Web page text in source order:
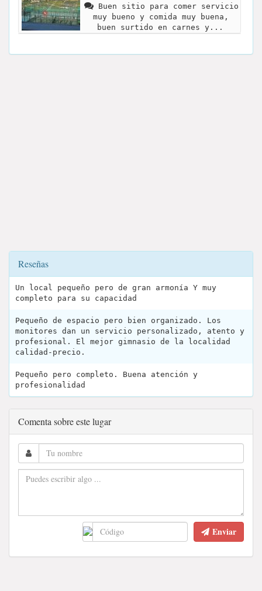
Buen sitio para comer servicio
muy bueno y comida muy buena,
buen surtido en carnes y...
Reseñas
Un local pequeño pero de gran armonía Y muy
completo para su capacidad
Pequeño de espacio pero bien organizado. Los
monitores dan un servicio personalizado, atento y
profesional. El mejor gimnasio de la localidad
calidad-precio.
Pequeño pero completo. Buena atención y
profesionalidad
Comenta sobre este lugar
Enviar